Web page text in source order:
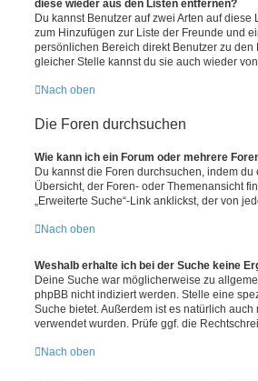
diese wieder aus den Listen entfernen?
Du kannst Benutzer auf zwei Arten auf
zum Hinzufügen zur Liste der Freunde und
persönlichen Bereich direkt Benutzer zu
gleicher Stelle kannst du sie auch wieder
Nach oben
Die Foren durchsuchen
Wie kann ich ein Forum oder mehrere
Du kannst die Foren durchsuchen, indem
Übersicht, der Foren- oder Themenansicht
„Erweiterte Suche“-Link anklickst, der von
Nach oben
Weshalb erhalte ich bei der Suche keine
Deine Suche war möglicherweise zu
phpBB nicht indiziert werden. Stelle eine
Suche bietet. Außerdem ist es natürlich
verwendet wurden. Prüfe ggf. die
Nach oben